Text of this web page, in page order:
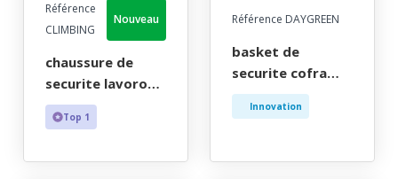
Référence
CLIMBING
Nouveau
chaussure de
securite lavoro
homme, outdoor
noir haut parre-
Top 1
Référence DAYGREEN
basket de
securite cofra
homme eco-
responsable
hydrofuge - ce en
Innovation